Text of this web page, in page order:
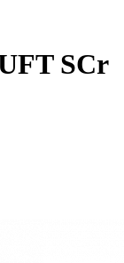
SCr